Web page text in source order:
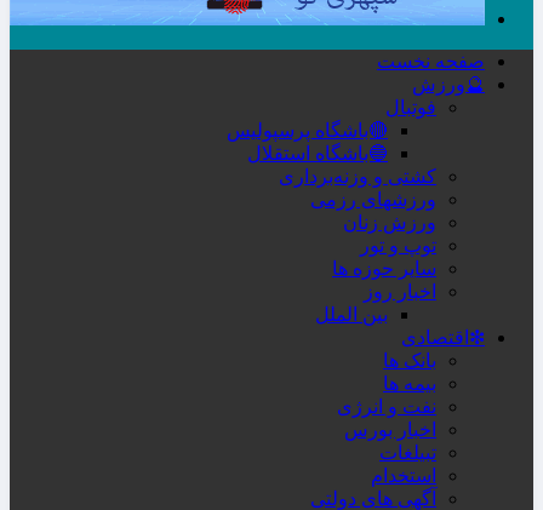
صفحه نخست
🔮ورزش
فوتبال
🔴باشگاه پرسپولیس
🔵باشگاه استقلال
کشتی و وزنه‌برداری
ورزشهای رزمی
ورزش زنان
توپ و تور
سایر حوزه ها
اخبار روز
بین الملل
❇اقتصادی
بانک ها
بیمه ها
نفت و انرژی
اخبار بورس
تبیلغات
استخدام
آگهی های دولتی